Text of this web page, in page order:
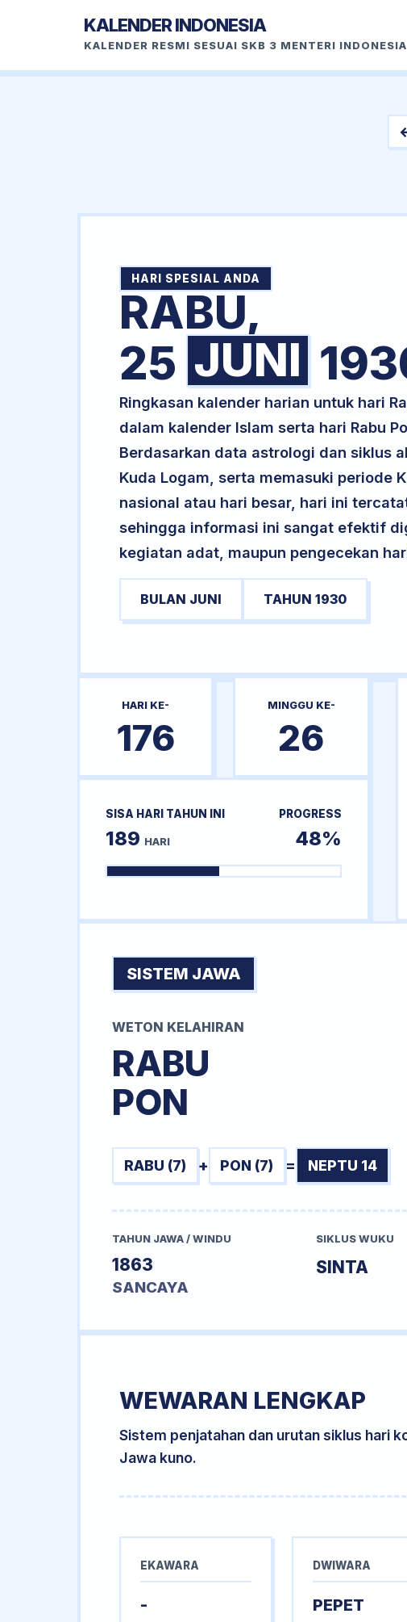
KALENDER INDONESIA
KALENDER RESMI SESUAI SKB 3 MENTERI INDONESIA
HARI SPESIAL ANDA
RABU,
25 JUNI
Ringkasan kalender harian untuk hari
dalam kalender Islam serta hari Rabu
Berdasarkan data astrologi dan siklus
Kuda Logam, serta memasuki periode
nasional atau hari besar, hari ini
sehingga informasi ini sangat efektif
kegiatan adat, maupun pengecekan
BULAN JUNI TAHUN 1930
HARI KE-
176
MINGGU KE-
26
SISA HARI TAHUN INI
189 HARI
PROGRESS
48%
SISTEM JAWA
WETON KELAHIRAN
RABU
PON
RABU (7) + PON (7) = NEPTU 14
TAHUN JAWA / WINDU
1863
SANCAYA
SIKLUS WUKU
SINTA
WEWARAN LENGKAP
Sistem penjatahan dan urutan siklus hari
Jawa kuno.
EKAWARA
-
DWIWARA
PEPET